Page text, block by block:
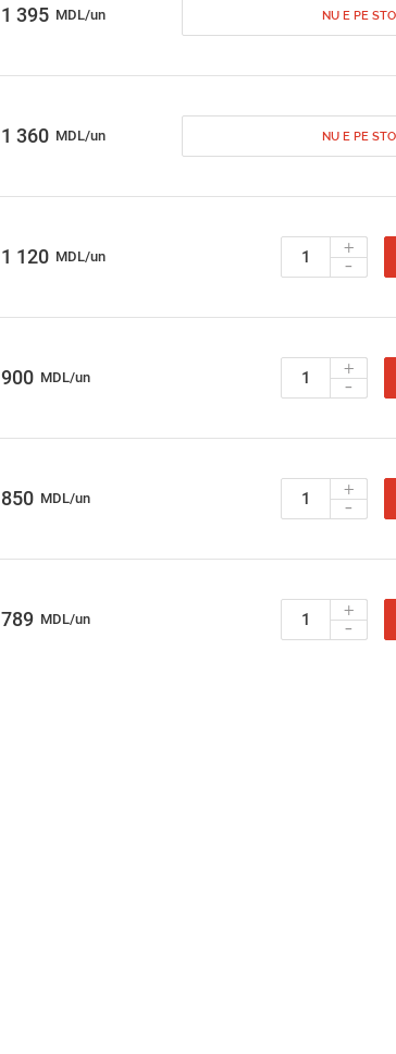
1 395 MDL/un NU E PE
1 360 MDL/un NU E PE
1 120 MDL/un +
-
900 MDL/un +
-
850 MDL/un +
-
789 MDL/un +
-